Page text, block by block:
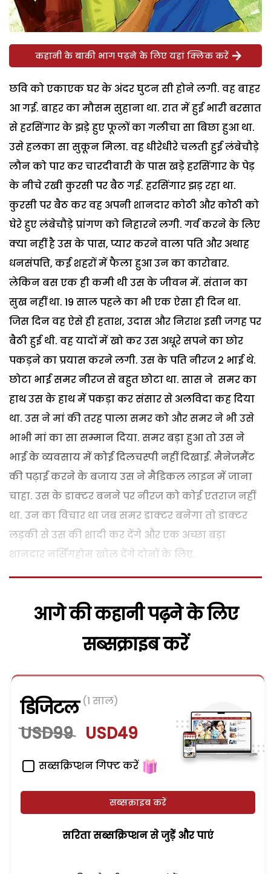
कहानी के बाकी भाग पढ़ने के लिए यहां क्लिक करें
छवि को एकाएक घर के अंदर घुटन सी होने लगी. वह बाहर
आ गई. बाहर का मौसम सुहाना था. रात में हुई भारी बरसात
से हरसिंगार के झड़े हुए फूलों का गलीचा सा बिछा हुआ था.
उसे हलका सा सुकून मिला. वह धीरेधीरे चलती हुई लंबेचौड़े
लौन को पार कर चारदीवारी के पास खड़े हरसिंगार के पेड़
के नीचे रखी कुरसी पर बैठ गई. हरसिंगार झड़ रहा था.
कुरसी पर बैठ कर वह अपनी शानदार कोठी और कोठी को
घेरे हुए लंबेचौड़े प्रांगण को निहारने लगी. गर्व करने के लिए
क्या नहीं है उस के पास, प्यार करने वाला पति और अथाह
धनसंपत्ति, कई शहरों में फैला हुआ उन का कारोबार.
लेकिन बस एक ही कमी थी उस के जीवन में. संतान का
सुख नहीं था. 19 साल पहले का भी एक ऐसा ही दिन था.
जिस दिन वह ऐसे ही हताश, उदास और निराश इसी जगह पर
बैठी हुई थी. वह यादों में खो कर उस अधूरे सपने का छोर
पकड़ने का प्रयास करने लगी. उस के पति नीरज 2 भाई थे.
छोटा भाई समर नीरज से बहुत छोटा था. सास ने समर का
हाथ उस के हाथ में पकड़ा कर संसार से अलविदा कह दिया
था. उस ने मां की तरह पाला समर को और समर ने भी उसे
भाभी मां का सा सम्मान दिया. समर बड़ा हुआ तो उस ने
भाई के व्यवसाय में कोई दिलचस्पी नहीं दिखाई. मैनेजमैंट
की पढ़ाई करने के बजाय उस ने मैडिकल लाइन में जाना
चाहा. उस के डाक्टर बनने पर नीरज को कोई एतराज नहीं
था. उन का विचार था जब समर डाक्टर बनेगा तो डाक्टर
लड़की से उस की शादी कर देंगे और एक अच्छा बड़ा
शानदार नर्सिंगहोम खोल देंगे दोनों के लिए.
आगे की कहानी पढ़ने के लिए
सब्सक्राइब करें
डिजिटल (1 साल)
USD99 USD49
सब्सक्रिप्शन गिफ्ट करें
सब्सक्राइब करें
सरिता सब्सक्रिप्शन से जुड़ेें और पाएं